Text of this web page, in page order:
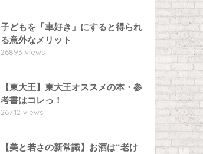
子どもを「車好き」にすると得られ
る意外なメリット
26893 views
【東大王】東大王オススメの本・参
考書はコレっ！
26712 views
【美と若さの新常識】お酒は“老け